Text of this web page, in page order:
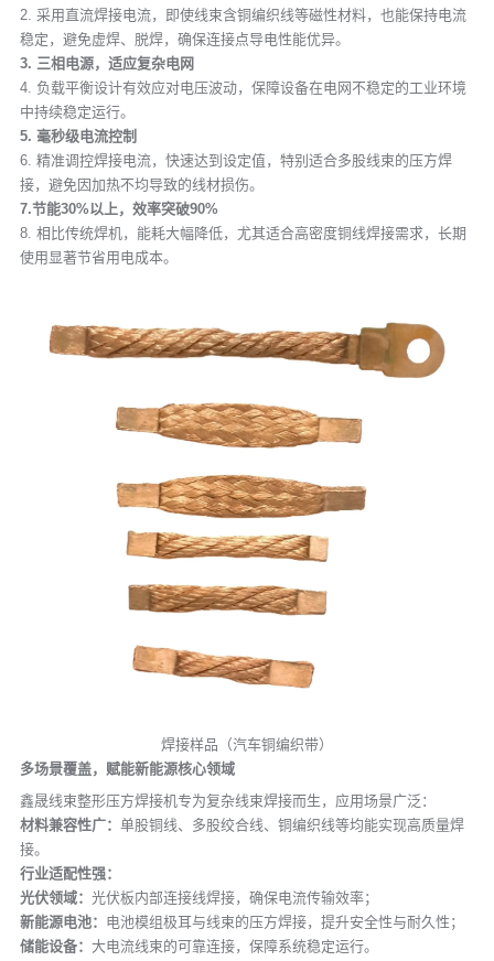
2. 采用直流焊接电流，即使线束含铜编织线等磁性材料，也能保持电流
稳定，避免虚焊、脱焊，确保连接点导电性能优异。
3. 三相电源，适应复杂电网
4. 负载平衡设计有效应对电压波动，保障设备在电网不稳定的工业环境
中持续稳定运行。
5. 毫秒级电流控制
6. 精准调控焊接电流，快速达到设定值，特别适合多股线束的压方焊
接，避免因加热不均导致的线材损伤。
7.节能30%以上，效率突破90%
8. 相比传统焊机，能耗大幅降低，尤其适合高密度铜线焊接需求，长期
使用显著节省用电成本。
焊接样品（汽车铜编织带）
多场景覆盖，赋能新能源核心领域
鑫晟线束整形压方焊接机专为复杂线束焊接而生，应用场景广泛：
材料兼容性广： 单股铜线、多股绞合线、铜编织线等均能实现高质量焊
接。
行业适配性强：
光伏领域： 光伏板内部连接线焊接，确保电流传输效率；
新能源电池： 电池模组极耳与线束的压方焊接，提升安全性与耐久性；
储能设备： 大电流线束的可靠连接，保障系统稳定运行。